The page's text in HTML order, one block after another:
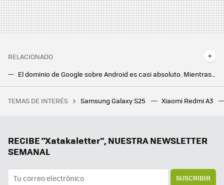
RELACIONADO
El dominio de Google sobre Android es casi absoluto. Mientras tanto, las dos alternativas Open Source se pegan por la privacidad
Hay una forma de abrir las aplicaciones en tu Samsung Galaxy sin tocar la pantalla. Es tan útil que no puedo dejar de usarla
España va a encadenar tres olas de calor en seis semanas. AEMET lo tiene claro: ya no es una ola, es el clima
TEMAS DE INTERÉS Samsung Galaxy S25 Xiaomi Redmi A3
RECIBE "Xatakaletter", NUESTRA NEWSLETTER
SEMANAL
SUSCRIBIR